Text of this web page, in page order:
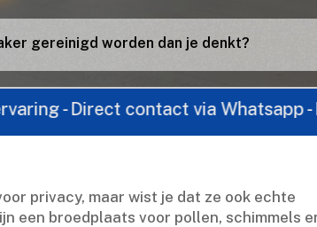
gereinigd worden dan je denkt?
contact via Whatsapp -
privacy, maar wist je dat ze ook echte
een broedplaats voor pollen, schimmels